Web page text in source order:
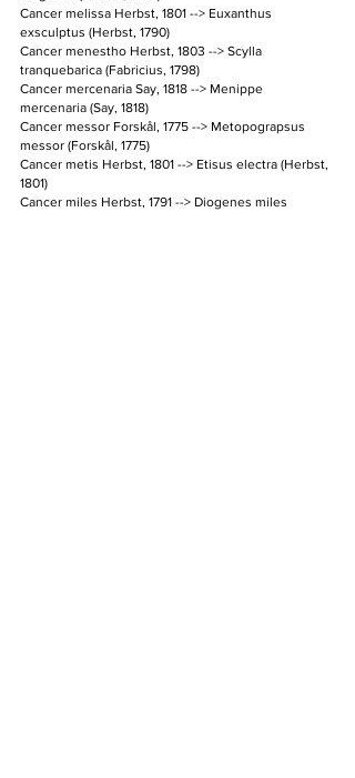
Cancer melissa Herbst, 1801 --> Euxanthus
exsculptus (Herbst, 1790)
Cancer menestho Herbst, 1803 --> Scylla
tranquebarica (Fabricius, 1798)
Cancer mercenaria Say, 1818 --> Menippe
mercenaria (Say, 1818)
Cancer messor Forskål, 1775 --> Metopograpsus
messor (Forskål, 1775)
Cancer metis Herbst, 1801 --> Etisus electra (Herbst,
1801)
Cancer miles Herbst, 1791 --> Diogenes miles